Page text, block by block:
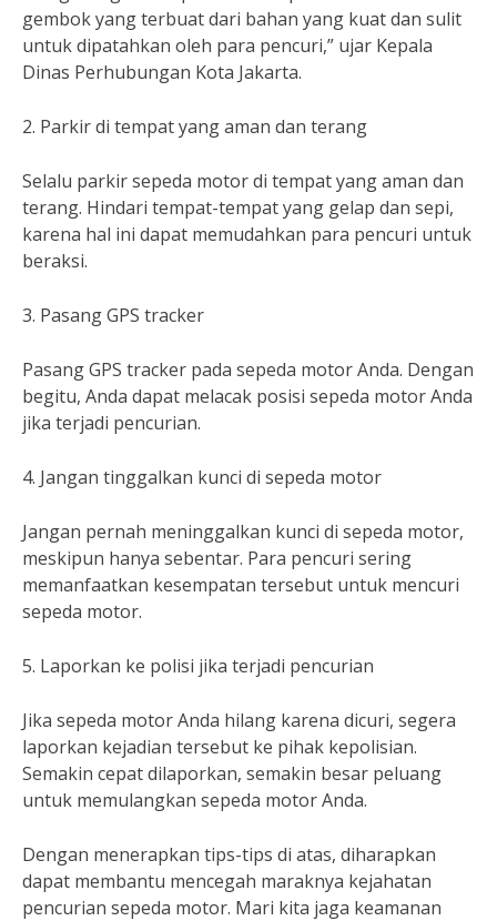
gembok yang terbuat dari bahan yang kuat dan sulit
untuk dipatahkan oleh para pencuri,” ujar Kepala
Dinas Perhubungan Kota Jakarta.
2. Parkir di tempat yang aman dan terang
Selalu parkir sepeda motor di tempat yang aman dan
terang. Hindari tempat-tempat yang gelap dan sepi,
karena hal ini dapat memudahkan para pencuri untuk
beraksi.
3. Pasang GPS tracker
Pasang GPS tracker pada sepeda motor Anda. Dengan
begitu, Anda dapat melacak posisi sepeda motor Anda
jika terjadi pencurian.
4. Jangan tinggalkan kunci di sepeda motor
Jangan pernah meninggalkan kunci di sepeda motor,
meskipun hanya sebentar. Para pencuri sering
memanfaatkan kesempatan tersebut untuk mencuri
sepeda motor.
5. Laporkan ke polisi jika terjadi pencurian
Jika sepeda motor Anda hilang karena dicuri, segera
laporkan kejadian tersebut ke pihak kepolisian.
Semakin cepat dilaporkan, semakin besar peluang
untuk memulangkan sepeda motor Anda.
Dengan menerapkan tips-tips di atas, diharapkan
dapat membantu mencegah maraknya kejahatan
pencurian sepeda motor. Mari kita jaga keamanan